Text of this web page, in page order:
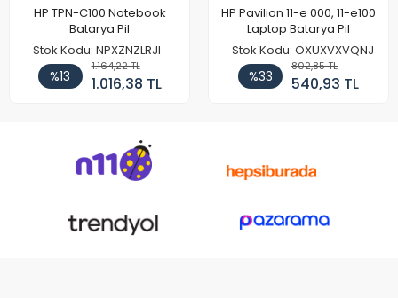
HP TPN-C100 Notebook
Batarya Pil
Stok Kodu: NPXZNZLRJI
%13
1.164,22 TL
1.016,38 TL
HP Pavilion 11-e 000, 11-e100
Laptop Batarya Pil
Stok Kodu: OXUXVXVQNJ
%33
802,85 TL
540,93 TL